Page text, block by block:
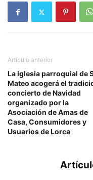
Artículo anterior
La iglesia parroquial de
Mateo acogerá el
concierto de Navidad
organizado por la
Asociación de Amas de
Casa, Consumidores y
Usuarios de Lorca